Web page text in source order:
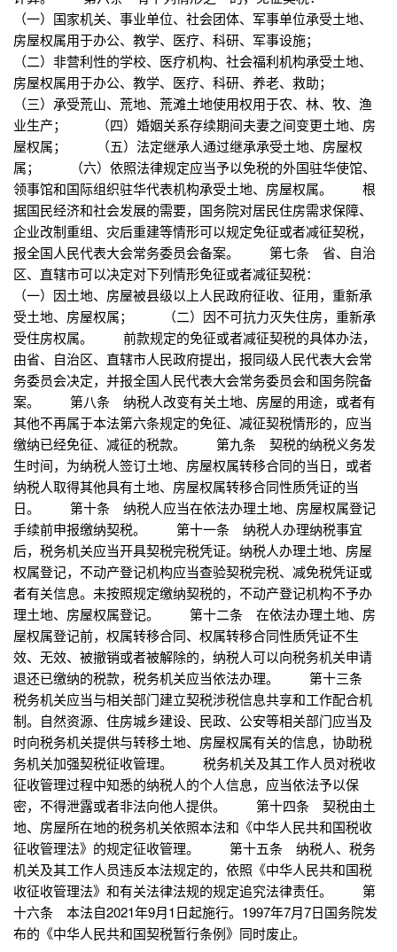
（一）国家机关、事业单位、社会团体、军事单位承受土地、
房屋权属用于办公、教学、医疗、科研、军事设施；
（二）非营利性的学校、医疗机构、社会福利机构承受土地、
房屋权属用于办公、教学、医疗、科研、养老、救助；
（三）承受荒山、荒地、荒滩土地使用权用于农、林、牧、渔
业生产； （四）婚姻关系存续期间夫妻之间变更土地、房
屋权属； （五）法定继承人通过继承承受土地、房屋权
属； （六）依照法律规定应当予以免税的外国驻华使馆、
领事馆和国际组织驻华代表机构承受土地、房屋权属。 根
据国民经济和社会发展的需要，国务院对居民住房需求保障、
企业改制重组、灾后重建等情形可以规定免征或者减征契税，
报全国人民代表大会常务委员会备案。 第七条 省、自治
区、直辖市可以决定对下列情形免征或者减征契税：
（一）因土地、房屋被县级以上人民政府征收、征用，重新承
受土地、房屋权属； （二）因不可抗力灭失住房，重新承
受住房权属。 前款规定的免征或者减征契税的具体办法，
由省、自治区、直辖市人民政府提出，报同级人民代表大会常
务委员会决定，并报全国人民代表大会常务委员会和国务院备
案。 第八条 纳税人改变有关土地、房屋的用途，或者有
其他不再属于本法第六条规定的免征、减征契税情形的，应当
缴纳已经免征、减征的税款。 第九条 契税的纳税义务发
生时间，为纳税人签订土地、房屋权属转移合同的当日，或者
纳税人取得其他具有土地、房屋权属转移合同性质凭证的当
日。 第十条 纳税人应当在依法办理土地、房屋权属登记
手续前申报缴纳契税。 第十一条 纳税人办理纳税事宜
后，税务机关应当开具契税完税凭证。纳税人办理土地、房屋
权属登记，不动产登记机构应当查验契税完税、减免税凭证或
者有关信息。未按照规定缴纳契税的，不动产登记机构不予办
理土地、房屋权属登记。 第十二条 在依法办理土地、房
屋权属登记前，权属转移合同、权属转移合同性质凭证不生
效、无效、被撤销或者被解除的，纳税人可以向税务机关申请
退还已缴纳的税款，税务机关应当依法办理。 第十三条
税务机关应当与相关部门建立契税涉税信息共享和工作配合机
制。自然资源、住房城乡建设、民政、公安等相关部门应当及
时向税务机关提供与转移土地、房屋权属有关的信息，协助税
务机关加强契税征收管理。 税务机关及其工作人员对税收
征收管理过程中知悉的纳税人的个人信息，应当依法予以保
密，不得泄露或者非法向他人提供。 第十四条 契税由土
地、房屋所在地的税务机关依照本法和《中华人民共和国税收
征收管理法》的规定征收管理。 第十五条 纳税人、税务
机关及其工作人员违反本法规定的，依照《中华人民共和国税
收征收管理法》和有关法律法规的规定追究法律责任。 第
十六条 本法自2021年9月1日起施行。1997年7月7日国务院发
布的《中华人民共和国契税暂行条例》同时废止。